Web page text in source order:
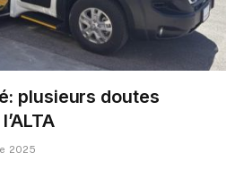
plusieurs doutes
2025